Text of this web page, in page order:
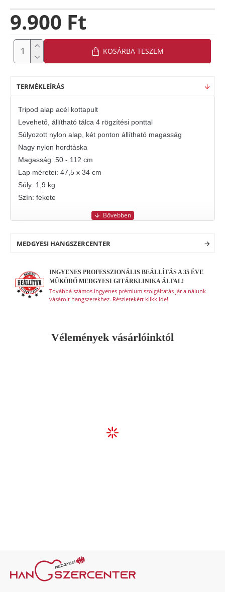
9.900 Ft
KOSÁRBA TESZEM
INGYENES PROFESSZIONÁLIS BEÁLLÍTÁS A 35 ÉVE
MŰKÖDŐ MEDGYESI GITÁRKLINIKA ÁLTAL!
Továbbá számos ingyenes prémium szolgáltatás jár a nálunk
vásárolt hangszerekhez. Részletekért klikk ide!
TERMÉKLEÍRÁS
Tripod alap acél kottapult
Levehető, állítható tálca 4 rögzítési ponttal
Súlyozott nylon alap, két ponton állítható magasság
Nagy nylon hordtáska
Magasság: 50 - 112 cm
Lap méretei: 47,5 x 34 cm
Súly: 1,9 kg
Szín: fekete
Tartozék hordtáskával.
MEDGYESI HANGSZERCENTER
Vélemények vásárlóinktól